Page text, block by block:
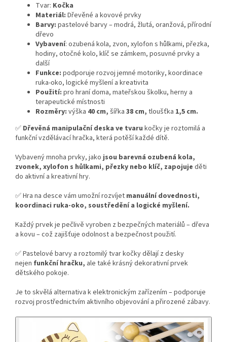
Tvar: Kočka
Materiál: Dřevěné a kovové prvky
Barvy: pastelové barvy – modrá, žlutá, oranžová, přírodní
dřevo
Vybavení: ozubená kola, zvon, xylofon s hůlkami, přezka,
hodiny, otočné kolo, klíč se zámkem, posuvné prvky a
další
Funkce: podporuje rozvoj jemné motoriky, koordinace
ruka-oko, logické myšlení a kreativita
Použití: pro hraní doma, mateřskou školku, herny a
terapeutické místnosti
Rozměry: výška 40 cm, šířka 38 cm, tloušťka 1,5 cm.
✅ Dřevěná manipulační deska ve tvaru kočky je roztomilá a
funkční vzdělávací hračka, která potěší každé dítě.
Vybavený mnoha prvky, jakojsou barevná ozubená kola,
zvonek, xylofon s hůlkami, přezky nebo klíč, zapojuje děti
do aktivní a kreativní hry.
✅ Hra na desce vám umožní rozvíjet manuální dovednosti,
koordinaci ruka-oko, soustředění a logické myšlení.
Každý prvek je pečlivě vyroben z bezpečných materiálů – dřeva
a kovu – což zajišťuje odolnost a bezpečnost použití.
✅ Pastelové barvy a roztomilý tvar kočky dělají z desky
nejen funkční hračku, ale také krásný dekorativní prvek
dětského pokoje.
Je to skvělá alternativa k elektronickým zařízením – podporuje
rozvoj prostřednictvím aktivního objevování a přirozené zábavy.